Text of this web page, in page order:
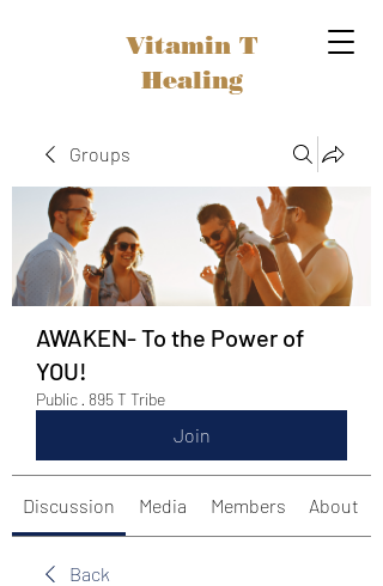
Vitamin T
Healing
Groups
AWAKEN- To the Power of
YOU!
Public · 895 T Tribe
Join
Discussion Media Members About
Back